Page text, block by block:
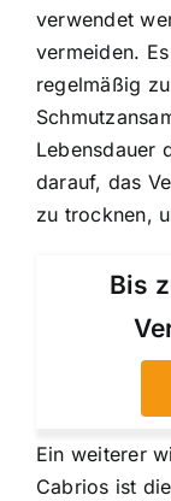
verwendet
vermeiden.
regelmäßig
Lebensdauer
darauf, das
zu trocknen,
Bis
Ein weiterer
Cabrios ist